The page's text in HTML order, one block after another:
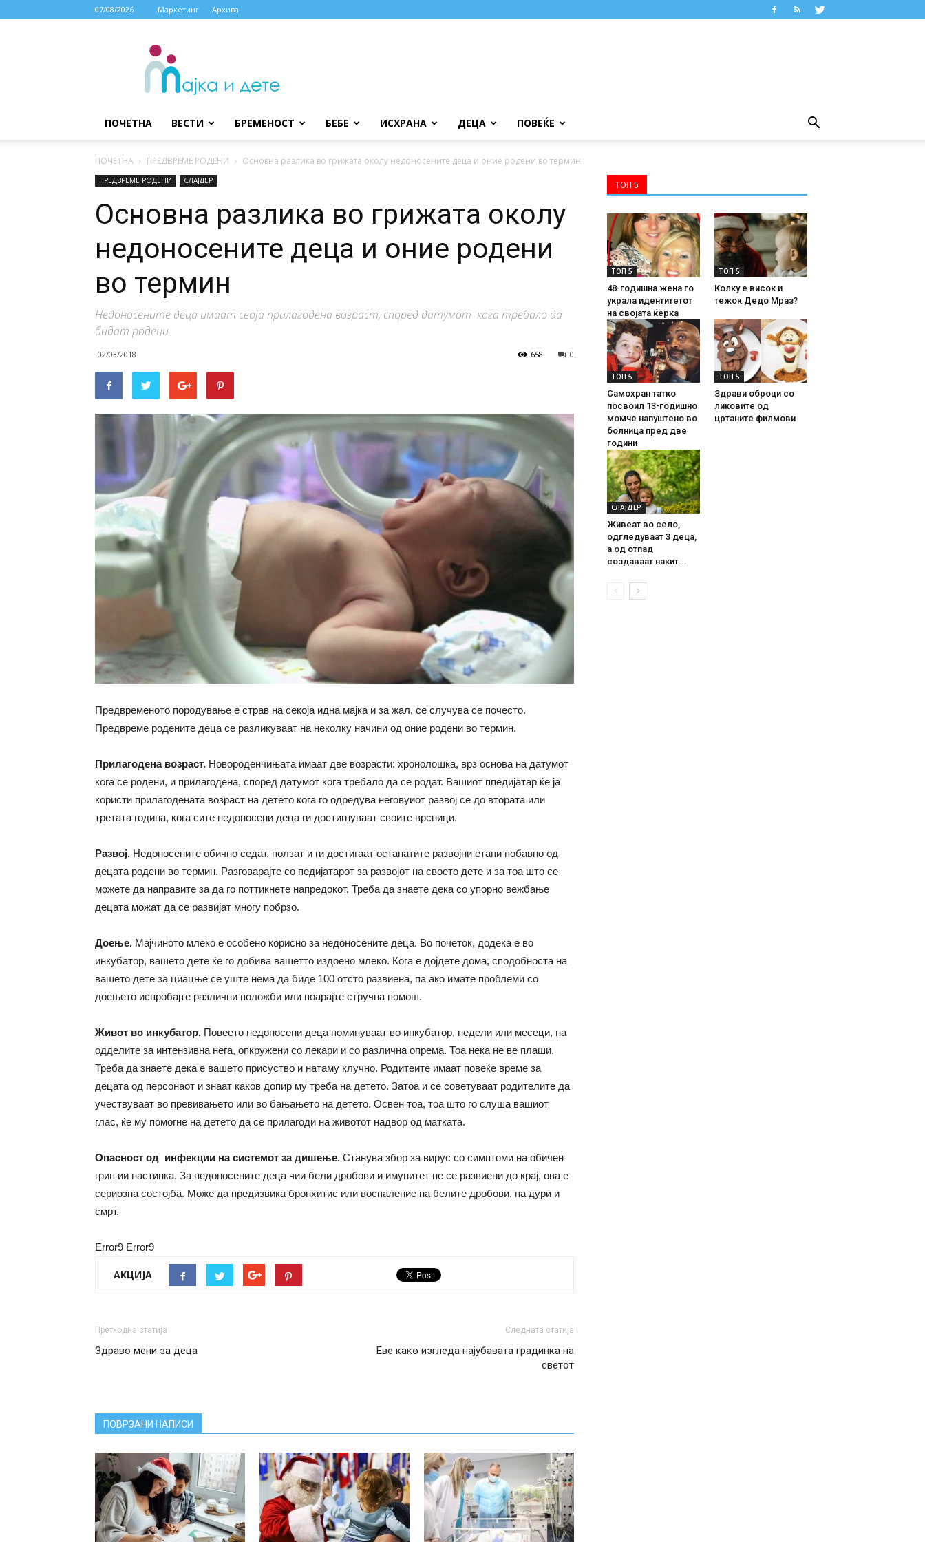
07/08/2026 Маркетинг Архива
МАЈКА
ДЕТЕ
ПОЧЕТНА ВЕСТИ БРЕМЕНОСТ БЕБЕ ИСХРАНА ДЕЦА ПОВЕЌЕ
ПОЧЕТНА ПРЕДВРЕМЕ РОДЕНИ Основна разлика во грижата околу недоносените деца и оние родени во термин
ПРЕДВРЕМЕ РОДЕНИ СЛАЈДЕР
Основна разлика во грижата околу
недоносените деца и оние родени
во термин
Недоносените деца имаат своја прилагодена возраст, според датумот кога требало да
бидат родени
02/03/2018 0
658
Предвременото породување е страв на секоја идна мајка и за жал, се случува се почесто.
Предвреме родените деца се разликуваат на неколку начини од оние родени во термин.
Прилагодена возраст. Новороденчињата имаат две возрасти: хронолошка, врз основа на датумот
кога се родени, и прилагодена, според датумот кога требало да се родат. Вашиот ппедијатар ќе ја
користи прилагодената возраст на детето кога го одредува неговуиот развој се до втората или
третата година, кога сите недоносени деца ги достигнуваат своите врсници.
Развој. Недоносените обично седат, ползат и ги достигаат останатите развојни етапи побавно од
децата родени во термин. Разговарајте со педијатарот за развојот на своето дете и за тоа што се
можете да направите за да го поттикнете напредокот. Треба да знаете дека со упорно вежбање
децата можат да се развијат многу побрзо.
Доење. Мајчиното млеко е особено корисно за недоносените деца. Во почеток, додека е во
инкубатор, вашето дете ќе го добива вашетто издоено млеко. Кога е дојдете дома, сподобноста на
вашето дете за циацње се уште нема да биде 100 отсто развиена, па ако имате проблеми со
доењето испробајте различни положби или поарајте стручна помош.
Живот во инкубатор. Повеето недоносени деца поминуваат во инкубатор, недели или месеци, на
одделите за интензивна нега, опкружени со лекари и со различна опрема. Тоа нека не ве плаши.
Треба да знаете дека е вашето присуство и натаму клучно. Родитеите имаат повеќе време за
децата од персонаот и знаат каков допир му треба на детето. Затоа и се советуваат родителите да
учествуваат во превивањето или во бањањето на детето. Освен тоа, тоа што го слуша вашиот
глас, ќе му помогне на детето да се прилагоди на животот надвор од матката.
Опасност од инфекции на системот за дишење. Станува збор за вирус со симптоми на обичен
грип ии настинка. За недоносените деца чии бели дробови и имунитет не се развиени до крај, ова е
сериозна состојба. Може да предизвика бронхитис или воспаление на белите дробови, па дури и
смрт.
Error9 Error9
АКЦИЈА
Претходна статија
Здраво мени за деца
Следната статија
Еве како изгледа најубавата градинка на
светот
ПОВРЗАНИ НАПИСИ
ТОП 5
ТОП 5
48-годишна жена го
украла идентитетот
на својата ќерка
ТОП 5
Колку е висок и
тежок Дедо Мраз?
ТОП 5
Самохран татко
посвоил 13-годишно
момче напуштено во
болница пред две
години
ТОП 5
Здрави оброци со
ликовите од
цртаните филмови
СЛАЈДЕР
Живеат во село,
одгледуваат 3 деца,
а од отпад
создаваат накит...